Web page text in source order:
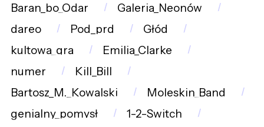
Baran_bo_Odar
Galeria_Neonów
dareo
Pod_prd
Głód
kultowa_gra
Emilia_Clarke
numer
Kill_Bill
Bartosz_M._Kowalski
Moleskin_Band
genialny_pomysł
1-2-Switch